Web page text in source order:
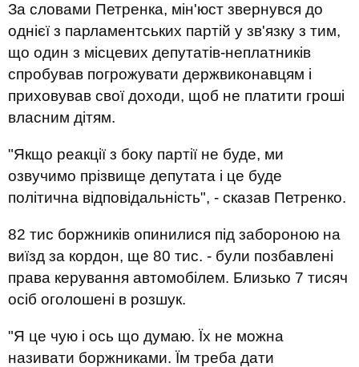
За словами Петренка, мін'юст звернувся до
однієї з парламентських партій у зв'язку з тим,
що один з місцевих депутатів-неплатників
спробував погрожувати держвиконавцям і
приховував свої доходи, щоб не платити гроші
власним дітям.
"Якщо реакції з боку партії не буде, ми
озвучимо прізвище депутата і це буде
політична відповідальність", - сказав Петренко.
82 тис боржників опинилися під забороною на
виїзд за кордон, ще 80 тис. - були позбавлені
права керування автомобілем. Близько 7 тисяч
осіб оголошені в розшук.
"Я це чую і ось що думаю. Їх не можна
називати боржниками. Їм треба дати